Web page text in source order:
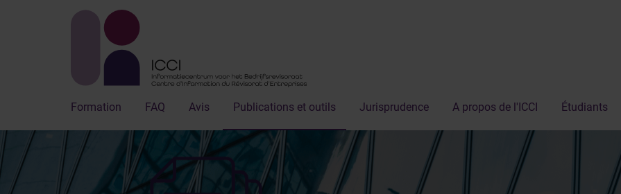
Formation FAQ Avis Publications et outils Jurisprudence A propos de l'ICCI Étudiants